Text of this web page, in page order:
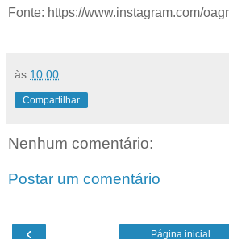
Fonte: https://www.instagram.com/
às 10:00
Compartilhar
Nenhum comentário:
Postar um comentário
‹ Página inicial